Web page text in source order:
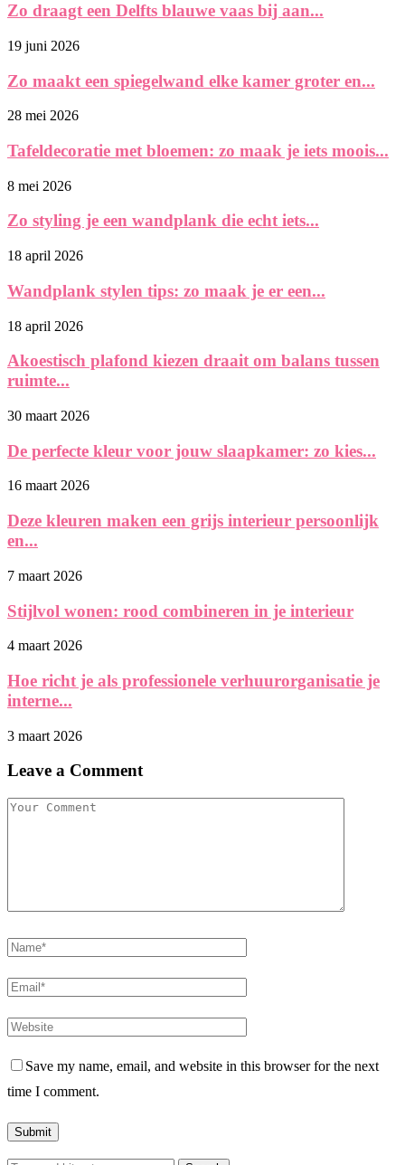
Zo draagt een Delfts blauwe vaas bij aan...
19 juni 2026
Zo maakt een spiegelwand elke kamer groter en...
28 mei 2026
Tafeldecoratie met bloemen: zo maak je iets moois...
8 mei 2026
Zo styling je een wandplank die echt iets...
18 april 2026
Wandplank stylen tips: zo maak je er een...
18 april 2026
Akoestisch plafond kiezen draait om balans tussen
ruimte...
30 maart 2026
De perfecte kleur voor jouw slaapkamer: zo kies...
16 maart 2026
Deze kleuren maken een grijs interieur persoonlijk
en...
7 maart 2026
Stijlvol wonen: rood combineren in je interieur
4 maart 2026
Hoe richt je als professionele verhuurorganisatie je
interne...
3 maart 2026
Leave a Comment
Save my name, email, and website in this browser for the next
time I comment.